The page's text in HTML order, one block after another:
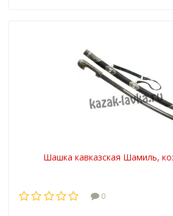
Шашка кавказская Шамиль,
0